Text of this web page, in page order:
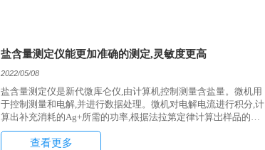
盐含量测定仪能更加准确的测定,灵敏度更高
2022/05/08
盐含量测定仪是新代微库仑仪,由计算机控制测量含盐量。微机用
于控制测量和电解,并进行数据处理。微机对电解电流进行积分,计
算出补充消耗的Ag+所需的功率,根据法拉第定律计算岀样品的含
盐盐含量测定仪软件操作界面简单方便。
查看更多